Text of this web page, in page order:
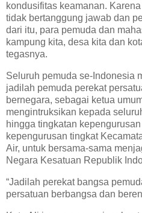
kondusifitas keamanan.
tidak bertanggung jawab dan
dari itu, para pemuda dan
kampung kita, desa kita dan
tegasnya.
Seluruh pemuda se-Indonesia
jadilah pemuda perekat
bernegara, sebagai ketua
mengintruksikan kepada
hingga tingkatan
kepengurusan tingkat
Air, untuk bersama-sama
Negara Kesatuan Republik
“Jadilah perekat bangsa
persatuan berbangsa dan